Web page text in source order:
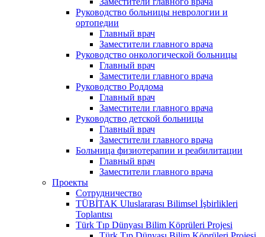
Руководство больницы неврологии и
ортопедии
Главный врач
Заместители главного врача
Руководство онкологической больницы
Главный врач
Заместители главного врача
Руководство Роддома
Главный врач
Заместители главного врача
Руководство детской больницы
Главный врач
Заместители главного врача
Больница физиотерапии и реабилитации
Главный врач
Заместители главного врача
Проекты
Сотрудничество
TÜBİTAK Uluslararası Bilimsel İşbirlikleri
Toplantısı
Türk Tıp Dünyası Bilim Köprüleri Projesi